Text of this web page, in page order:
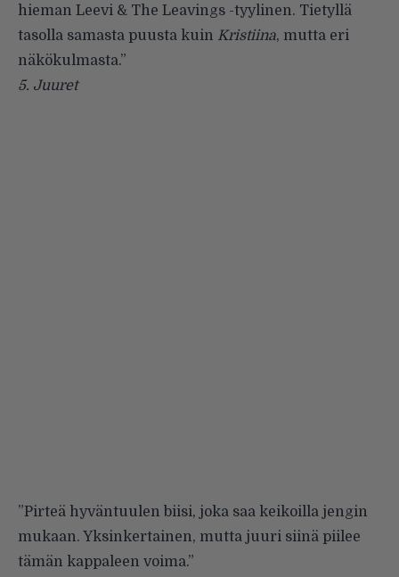
hieman Leevi & The Leavings -tyylinen. Tietyllä
tasolla samasta puusta kuin Kristiina, mutta eri
näkökulmasta.”
5. Juuret
”Pirteä hyväntuulen biisi, joka saa keikoilla jengin
mukaan. Yksinkertainen, mutta juuri siinä piilee
tämän kappaleen voima.”